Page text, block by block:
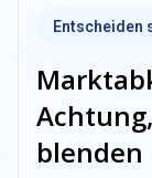
Entscheiden
blenden